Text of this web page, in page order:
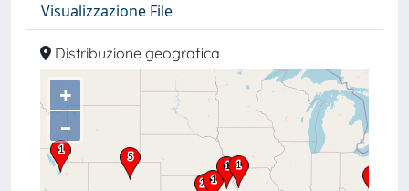
Visualizzazione File
Distribuzione geografica
+
–